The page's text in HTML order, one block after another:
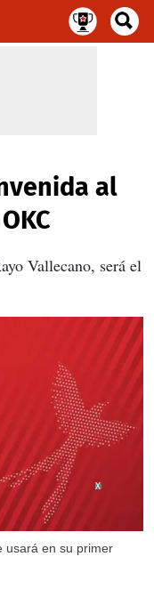
al
Vallecano, será el
usará en su primer
X